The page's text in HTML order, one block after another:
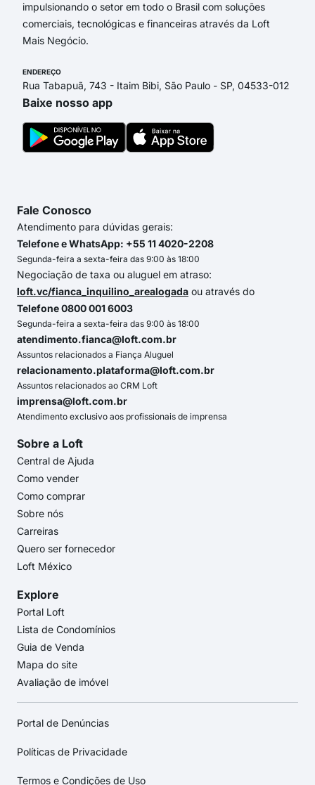
impulsionando o setor em todo o Brasil com soluções
comerciais, tecnológicas e financeiras através da Loft
Mais Negócio.
ENDEREÇO
Rua Tabapuã, 743 - Itaim Bibi, São Paulo - SP, 04533-012
Baixe nosso app
Fale Conosco
Atendimento para dúvidas gerais:
Telefone e WhatsApp: +55 11 4020-2208
Segunda-feira a sexta-feira das 9:00 às 18:00
Negociação de taxa ou aluguel em atraso:
loft.vc/fianca_inquilino_arealogada ou através do
Telefone 0800 001 6003
Segunda-feira a sexta-feira das 9:00 às 18:00
atendimento.fianca@loft.com.br
Assuntos relacionados a Fiança Aluguel
relacionamento.plataforma@loft.com.br
Assuntos relacionados ao CRM Loft
imprensa@loft.com.br
Atendimento exclusivo aos profissionais de imprensa
Sobre a Loft
Central de Ajuda
Como vender
Como comprar
Sobre nós
Carreiras
Quero ser fornecedor
Loft México
Explore
Portal Loft
Lista de Condomínios
Guia de Venda
Mapa do site
Avaliação de imóvel
Portal de Denúncias
Políticas de Privacidade
Termos e Condições de Uso